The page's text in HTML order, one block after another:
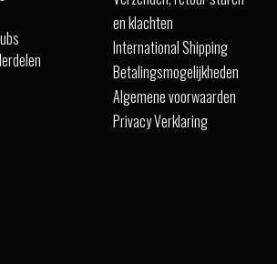
en klachten
International Shipping
Betalingsmogelijkheden
Algemene voorwaarden
Privacy Verklaring